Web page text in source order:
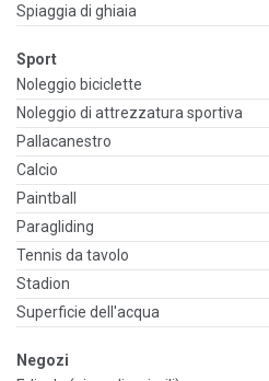
Spiaggia di ghiaia
Sport
Noleggio biciclette
Noleggio di attrezzatura sportiva
Pallacanestro
Calcio
Paintball
Paragliding
Tennis da tavolo
Stadion
Superficie dell'acqua
Negozi